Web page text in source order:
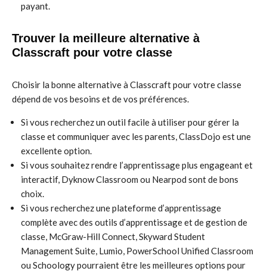
payant.
Trouver la meilleure alternative à
Classcraft pour votre classe
Choisir la bonne alternative à Classcraft pour votre classe
dépend de vos besoins et de vos préférences.
Si vous recherchez un outil facile à utiliser pour gérer la
classe et communiquer avec les parents, ClassDojo est une
excellente option.
Si vous souhaitez rendre l’apprentissage plus engageant et
interactif, Dyknow Classroom ou Nearpod sont de bons
choix.
Si vous recherchez une plateforme d’apprentissage
complète avec des outils d’apprentissage et de gestion de
classe, McGraw-Hill Connect, Skyward Student
Management Suite, Lumio, PowerSchool Unified Classroom
ou Schoology pourraient être les meilleures options pour